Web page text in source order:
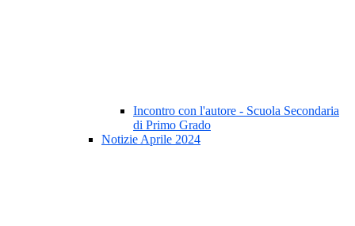
Incontro con l'autore - Scuola Secondaria
di Primo Grado
Notizie Aprile 2024